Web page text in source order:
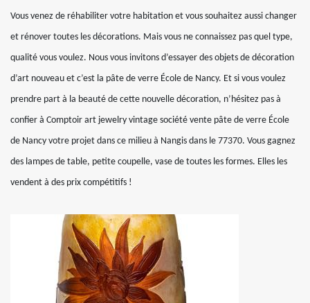
Vous venez de réhabiliter votre habitation et vous souhaitez aussi changer
et rénover toutes les décorations. Mais vous ne connaissez pas quel type,
qualité vous voulez. Nous vous invitons d’essayer des objets de décoration
d’art nouveau et c’est la pâte de verre École de Nancy. Et si vous voulez
prendre part à la beauté de cette nouvelle décoration, n’hésitez pas à
confier à Comptoir art jewelry vintage société vente pâte de verre École
de Nancy votre projet dans ce milieu à Nangis dans le 77370. Vous gagnez
des lampes de table, petite coupelle, vase de toutes les formes. Elles les
vendent à des prix compétitifs !